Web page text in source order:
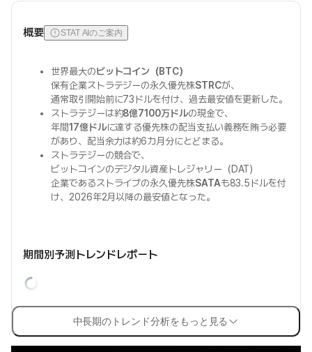
概要 STAT AIのご案内
世界最大のビットコイン（BTC）
保有企業ストラテジーの永久優先株STRCが、
通常取引開始前に73ドルを付け、過去最安値を更新した。
ストラテジーは約8億7100万ドルの現金で、
年間17億ドルに達する優先株の配当支払い義務を賄う必要
があり、配当余力は約6カ月分にとどまる。
ストラテジーの競合で、
ビットコインのデジタル資産トレジャリー（DAT）
企業であるストライブの永久優先株SATAも83.5ドルを付
け、2026年2月以降の最安値となった。
期間別予測トレンドレポート
中長期のトレンド分析をもっと見る